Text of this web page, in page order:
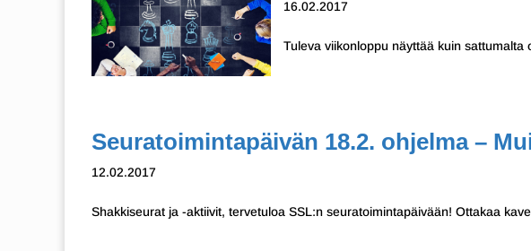
16.02.2017
Tuleva viikonloppu näyttää kuin
Seuratoimintapäivän 18.2. ohjelma –
12.02.2017
Shakkiseurat ja -aktiivit, tervetuloa SSL:n seuratoimintapäivään! Ottakaa